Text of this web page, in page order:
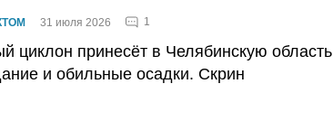
31 июля 2026 1
циклон принесёт в Челябинскую область
и обильные осадки. Скрин